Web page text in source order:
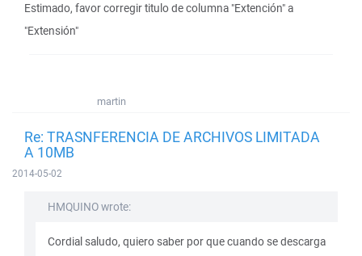
Estimado, favor corregir titulo de columna "Extención" a
"Extensión"
martin
Re: TRASNFERENCIA DE ARCHIVOS LIMITADA
A 10MB
2014-05-02
HMQUINO wrote:
Cordial saludo, quiero saber por que cuando se descarga